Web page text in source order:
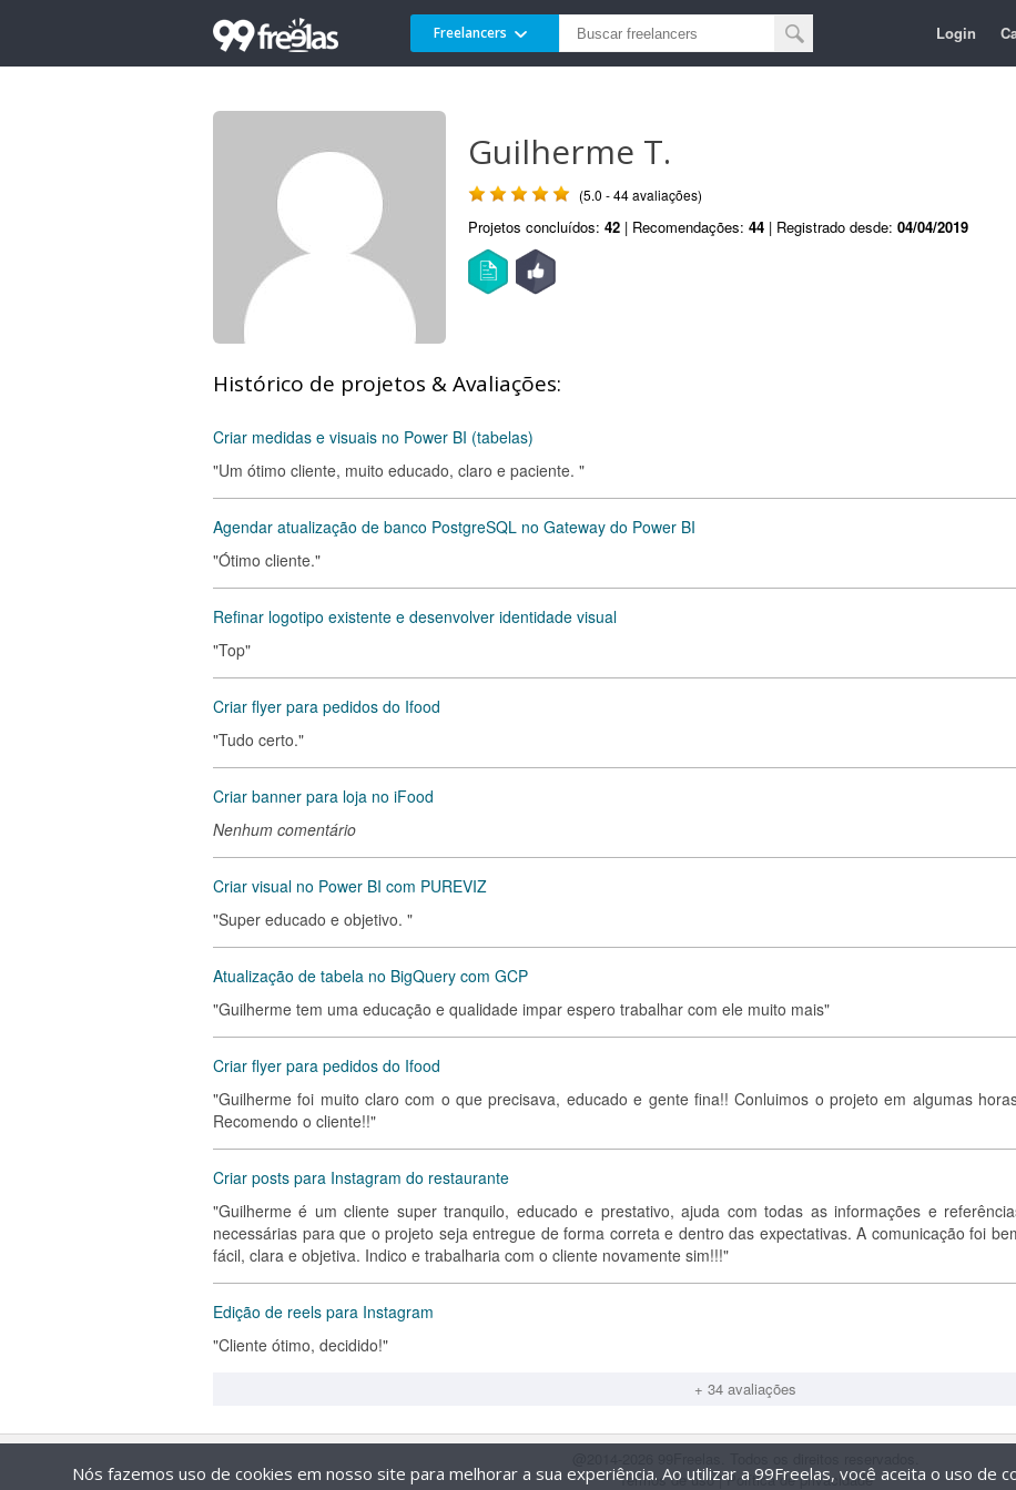
Freelancers Login
Guilherme T.
(5.0 - 44 avaliações)
Projetos concluídos: 42 | Recomendações: 44 | Registrado desde: 04/04/2019
Histórico de projetos & Avaliações:
Criar medidas e visuais no Power BI (tabelas)
"Um ótimo cliente, muito educado, claro e paciente. "
Agendar atualização de banco PostgreSQL no Gateway do Power BI
"Ótimo cliente."
Refinar logotipo existente e desenvolver identidade visual
"Top"
Criar flyer para pedidos do Ifood
"Tudo certo."
Criar banner para loja no iFood
Nenhum comentário
Criar visual no Power BI com PUREVIZ
"Super educado e objetivo. "
Atualização de tabela no BigQuery com GCP
"Guilherme tem uma educação e qualidade impar espero trabalhar com ele muito mais"
Criar flyer para pedidos do Ifood
"Guilherme foi muito claro com o que precisava, educado e gente fina!! Conluimos o projeto em algumas
Recomendo o cliente!!"
Criar posts para Instagram do restaurante
"Guilherme é um cliente super tranquilo, educado e prestativo, ajuda com todas as informações e
necessárias para que o projeto seja entregue de forma correta e dentro das expectativas. A comunicação foi
fácil, clara e objetiva. Indico e trabalharia com o cliente novamente sim!!!"
Edição de reels para Instagram
"Cliente ótimo, decidido!"
+ 34 avaliações
Termos de uso|Política de privacidade
Nós fazemos uso de cookies em nosso site para melhorar a sua experiência. Ao utilizar a 99Freelas, você aceita o uso de